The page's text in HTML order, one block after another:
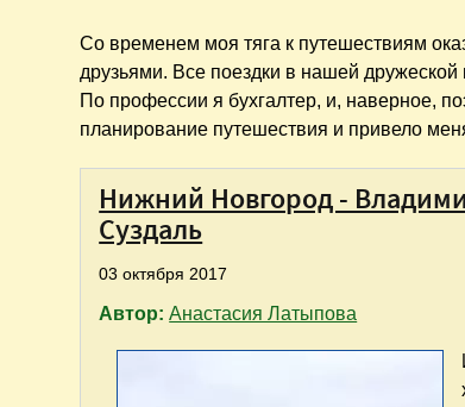
Со временем моя тяга к путешествиям
друзьями. Все поездки в нашей дружеской
По профессии я бухгалтер, и, наверное,
планирование путешествия и привело
Нижний Новгород -
Суздаль
03 октября 2017
Автор:Анастасия Латыпова